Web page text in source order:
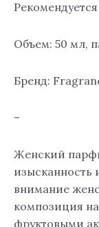
Объем: 50 мл,
Бренд:
–
Женский
изысканность
внимание
композиция
фруктовыми